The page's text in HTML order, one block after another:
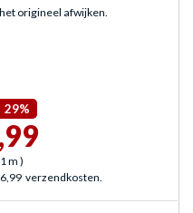
origineel afwijken.
29%
m)
verzendkosten.